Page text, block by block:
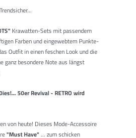
Krawatten-Sets mit passendem
Farben und eingewebtem Punkte-
Outfit in einen feschen Look und die
ganz besondere Note aus längst
50er Revival - RETRO wird
von heute! Dieses Mode-Accessoire
"Must Have"... zum schicken